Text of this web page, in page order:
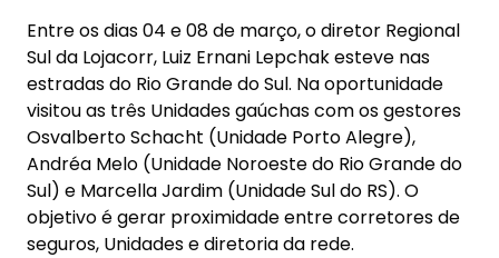
Entre os dias 04 e 08 de março, o diretor Regional
Sul da Lojacorr, Luiz Ernani Lepchak esteve nas
estradas do Rio Grande do Sul. Na oportunidade
visitou as três Unidades gaúchas com os gestores
Osvalberto Schacht (Unidade Porto Alegre),
Andréa Melo (Unidade Noroeste do Rio Grande do
Sul) e Marcella Jardim (Unidade Sul do RS). O
objetivo é gerar proximidade entre corretores de
seguros, Unidades e diretoria da rede.